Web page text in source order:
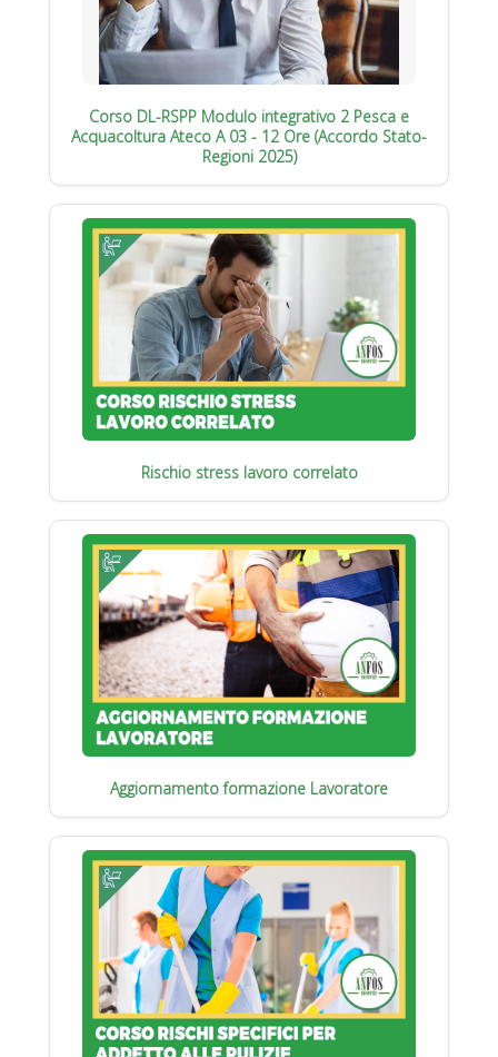
Corso DL-RSPP Modulo integrativo 2 Pesca e
Acquacoltura Ateco A 03 - 12 Ore (Accordo Stato-
Regioni 2025)
Rischio stress lavoro correlato
Aggiornamento formazione Lavoratore